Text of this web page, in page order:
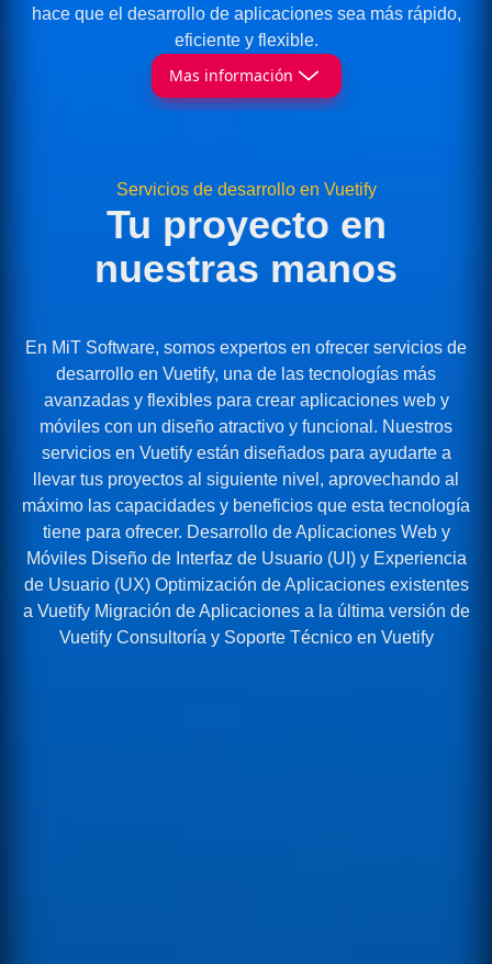
hace que el desarrollo de aplicaciones sea más rápido,
eficiente y flexible.
Mas información
Servicios de desarrollo en Vuetify
Tu proyecto en
nuestras manos
En MiT Software, somos expertos en ofrecer servicios de
desarrollo en Vuetify, una de las tecnologías más
avanzadas y flexibles para crear aplicaciones web y
móviles con un diseño atractivo y funcional. Nuestros
servicios en Vuetify están diseñados para ayudarte a
llevar tus proyectos al siguiente nivel, aprovechando al
máximo las capacidades y beneficios que esta tecnología
tiene para ofrecer. Desarrollo de Aplicaciones Web y
Móviles Diseño de Interfaz de Usuario (UI) y Experiencia
de Usuario (UX) Optimización de Aplicaciones existentes
a Vuetify Migración de Aplicaciones a la última versión de
Vuetify Consultoría y Soporte Técnico en Vuetify